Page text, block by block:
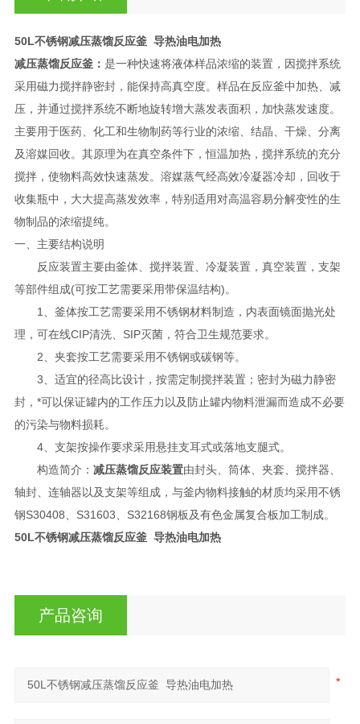
50L不锈钢减压蒸馏反应釜 导热油电加热
减压蒸馏反应釜： 是一种快速将液体样品浓缩的装置，因搅拌系统
采用磁力搅拌静密封，能保持高真空度。样品在反应釜中加热、减
压，并通过搅拌系统不断地旋转增大蒸发表面积，加快蒸发速度。
主要用于医药、化工和生物制药等行业的浓缩、结晶、干燥、分离
及溶媒回收。其原理为在真空条件下，恒温加热，搅拌系统的充分
搅拌，使物料高效快速蒸发。溶媒蒸气经高效冷凝器冷却，回收于
收集瓶中，大大提高蒸发效率，特别适用对高温容易分解变性的生
物制品的浓缩提纯。
一、主要结构说明
反应装置主要由釜体、搅拌装置、冷凝装置，真空装置，支架
等部件组成(可按工艺需要采用带保温结构)。
1、釜体按工艺需要采用不锈钢材料制造，内表面镜面抛光处
理，可在线CIP清洗、SIP灭菌，符合卫生规范要求。
2、夹套按工艺需要采用不锈钢或碳钢等。
3、适宜的径高比设计，按需定制搅拌装置；密封为磁力静密
封，*可以保证罐内的工作压力以及防止罐内物料泄漏而造成不必要
的污染与物料损耗。
4、支架按操作要求采用悬挂支耳式或落地支腿式。
构造简介： 减压蒸馏反应装置由封头、筒体、夹套、搅拌器、
轴封、连轴器以及支架等组成，与釜内物料接触的材质均采用不锈
钢S30408、S31603、S32168钢板及有色金属复合板加工制成。
50L不锈钢减压蒸馏反应釜 导热油电加热
产品咨询